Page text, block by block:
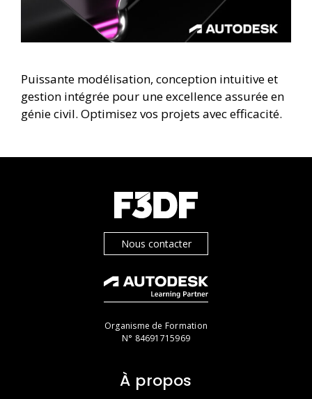
Puissante modélisation, conception intuitive et
gestion intégrée pour une excellence assurée en
génie civil. Optimisez vos projets avec efficacité.
Nous contacter
Organisme de Formation
N° 84691715969
À propos